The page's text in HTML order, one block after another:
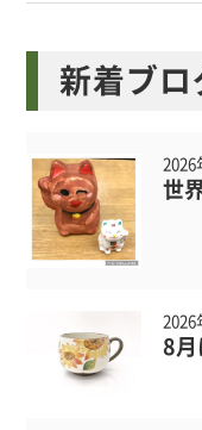
新着ブロ
2026
世
2026
8月